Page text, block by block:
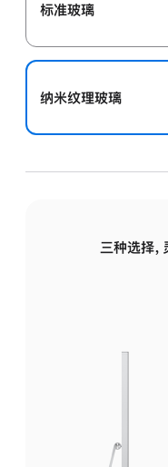
标准玻璃
纳米纹理玻璃
三种选择